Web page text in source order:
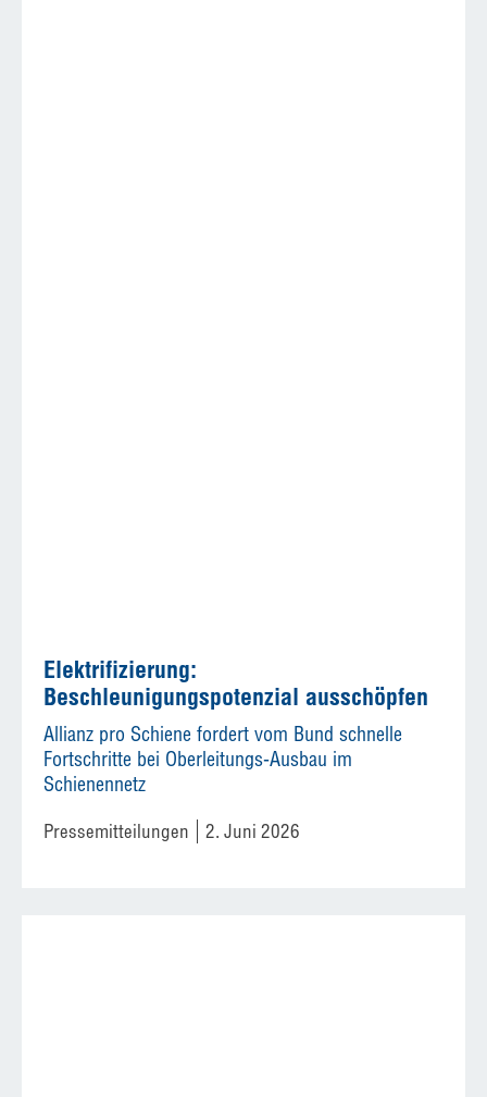
Elektrifizierung:
Beschleunigungspotenzial ausschöpfen
Allianz pro Schiene fordert vom Bund schnelle
Fortschritte bei Oberleitungs-Ausbau im
Schienennetz
Pressemitteilungen 2. Juni 2026